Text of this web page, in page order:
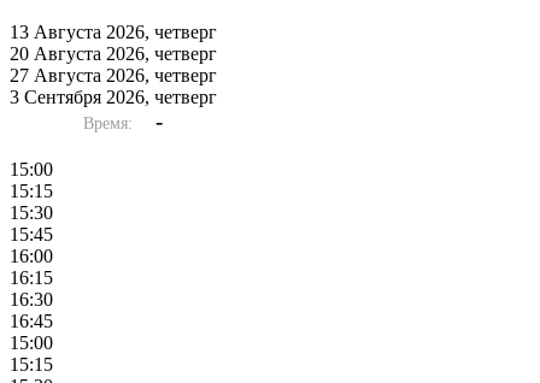
13 Августа 2026, четверг
20 Августа 2026, четверг
27 Августа 2026, четверг
3 Сентября 2026, четверг
Время: -
15:00
15:15
15:30
15:45
16:00
16:15
16:30
16:45
15:00
15:15